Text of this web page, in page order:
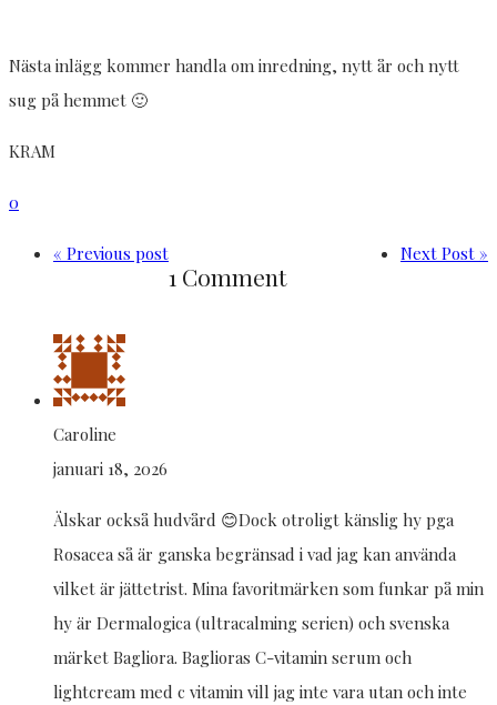
Nästa inlägg kommer handla om inredning, nytt år och nytt
sug på hemmet 🙂
KRAM
0
« Previous post Next Post »
1 Comment
Caroline
januari 18, 2026
Älskar också hudvård 😊Dock otroligt känslig hy pga
Rosacea så är ganska begränsad i vad jag kan använda
vilket är jättetrist. Mina favoritmärken som funkar på min
hy är Dermalogica (ultracalming serien) och svenska
märket Bagliora. Baglioras C-vitamin serum och
lightcream med c vitamin vill jag inte vara utan och inte